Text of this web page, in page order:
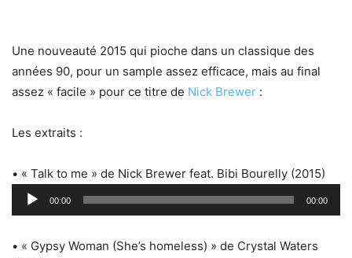
Une nouveauté 2015 qui pioche dans un classique des
années 90, pour un sample assez efficace, mais au final
assez « facile » pour ce titre de Nick Brewer :
Les extraits :
• « Talk to me » de Nick Brewer feat. Bibi Bourelly (2015)
Lecteur
audio
00:00 00:00
• « Gypsy Woman (She’s homeless) » de Crystal Waters